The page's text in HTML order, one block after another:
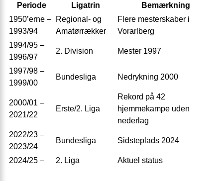
Periode Ligatrin
Bemærkning
1950’erne –
1993/94
Regional- og
Amatørrækker
Flere mesterskaber i
Vorarlberg
1994/95 –
1996/97
2. Division Mester 1997
1997/98 –
1999/00
Bundesliga Nedrykning 2000
2000/01 –
2021/22
Erste/2. Liga
Rekord på 42
hjemmekampe uden
nederlag
2022/23 –
2023/24
Bundesliga Sidsteplads 2024
2024/25 – 2. Liga Aktuel status